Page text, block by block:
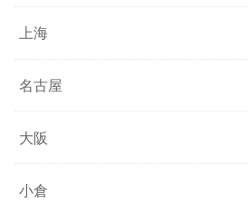
上海
名古屋
大阪
小倉